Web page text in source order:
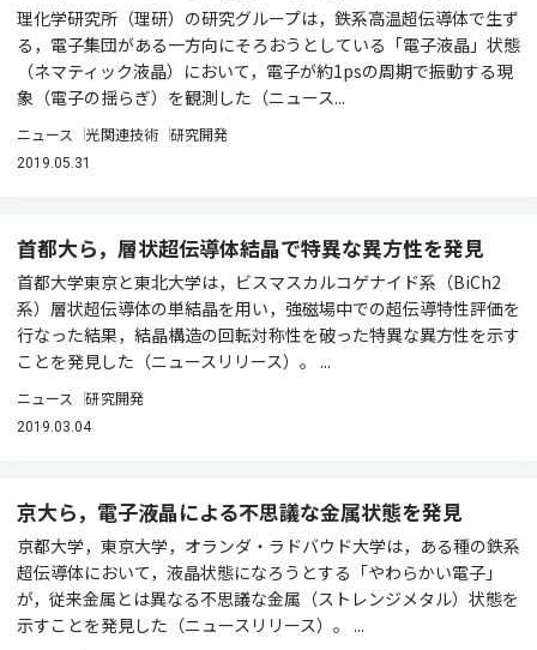
理化学研究所（理研）の研究グループは，鉄系高温超伝導体で生ず
る，電子集団がある一方向にそろおうとしている「電子液晶」状態
（ネマティック液晶）において，電子が約1psの周期で振動する現
象（電子の揺らぎ）を観測した（ニュース...
ニュース 光関連技術 研究開発
2019.05.31
首都大ら，層状超伝導体結晶で特異な異方性を発見
首都大学東京と東北大学は，ビスマスカルコゲナイド系（BiCh2
系）層状超伝導体の単結晶を用い，強磁場中での超伝導特性評価を
行なった結果，結晶構造の回転対称性を破った特異な異方性を示す
ことを発見した（ニュースリリース）。 ...
ニュース 研究開発
2019.03.04
京大ら，電子液晶による不思議な金属状態を発見
京都大学，東京大学，オランダ・ラドバウド大学は，ある種の鉄系
超伝導体において，液晶状態になろうとする「やわらかい電子」
が，従来金属とは異なる不思議な金属（ストレンジメタル）状態を
示すことを発見した（ニュースリリース）。 ...